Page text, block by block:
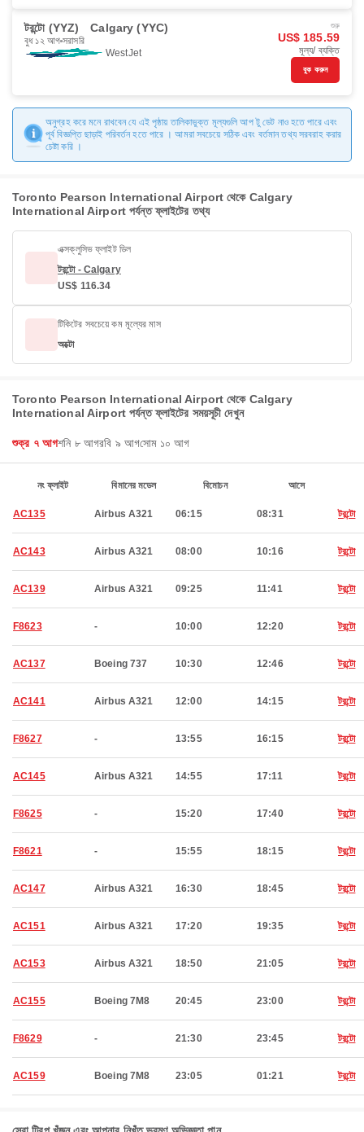
টরন্টো (YYZ) Calgary (YYC)
বুধ ১২ আগ সরাসরি
WestJet
শুরু
US$ 185.59
মূল্য/ ব্যক্তি
বুক করুন
অনুগ্রহ করে মনে রাখবেন যে এই পৃষ্ঠায় তালিকাভুক্ত মূল্যগুলি আপ টু ডেট নাও হতে পারে এবং
পূর্ব বিজ্ঞপ্তি ছাড়াই পরিবর্তন হতে পারে । আমরা সবচেয়ে সঠিক এবং বর্তমান তথ্য সরবরাহ করার
চেষ্টা করি ।
Toronto Pearson International Airport থেকে Calgary
International Airport পর্যন্ত ফ্লাইটের তথ্য
এক্সক্লুসিভ ফ্লাইট ডিল
টরন্টো - Calgary
US$ 116.34
টিকিটের সবচেয়ে কম মূল্যের মাস
অক্টো
Toronto Pearson International Airport থেকে Calgary
International Airport পর্যন্ত ফ্লাইটের সময়সূচী দেখুন
শুক্র ৭ আগশনি ৮ আগরবি ৯ আগসোম ১০ আগ
নং ফ্লাইট বিমানের মডেল বিমোচন আসে
AC135 Airbus A321 06:15 08:31 টরন্টো
AC143 Airbus A321 08:00 10:16 টরন্টো
AC139 Airbus A321 09:25 11:41 টরন্টো
F8623 - 10:00 12:20 টরন্টো
AC137 Boeing 737 10:30 12:46 টরন্টো
AC141 Airbus A321 12:00 14:15 টরন্টো
F8627 - 13:55 16:15 টরন্টো
AC145 Airbus A321 14:55 17:11 টরন্টো
F8625 - 15:20 17:40 টরন্টো
F8621 - 15:55 18:15 টরন্টো
AC147 Airbus A321 16:30 18:45 টরন্টো
AC151 Airbus A321 17:20 19:35 টরন্টো
AC153 Airbus A321 18:50 21:05 টরন্টো
AC155 Boeing 7M8 20:45 23:00 টরন্টো
F8629 - 21:30 23:45 টরন্টো
AC159 Boeing 7M8 23:05 01:21 টরন্টো